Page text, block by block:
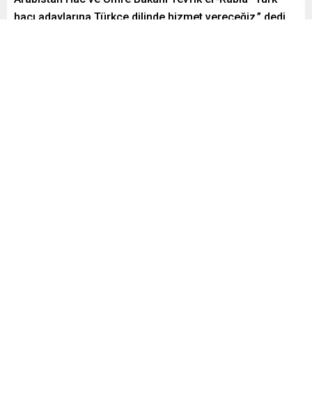
hacı adaylarına Türkçe dilinde hizmet vereceğiz.” dedi.